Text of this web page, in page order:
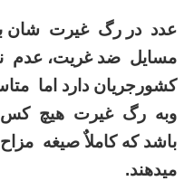
عدد در رگ غیرت شان
مسایل ضد غریت، عدم
کشورجریان دارد اما
وبه رگ غیرت هیچ کس
باشد که کاملاٌ صیغه
میدهند.